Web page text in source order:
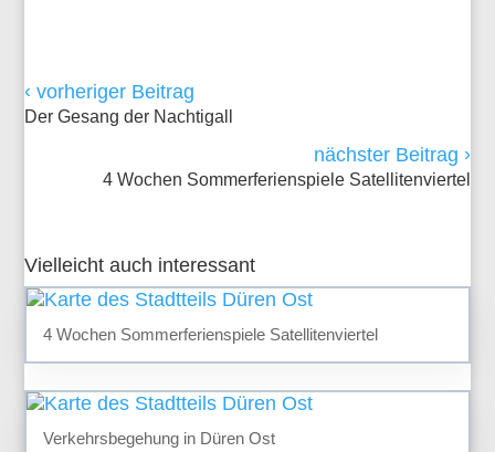
‹ vorheriger Beitrag
Der Gesang der Nachtigall
nächster Beitrag ›
4 Wochen Sommerferienspiele Satellitenviertel
Vielleicht auch interessant
4 Wochen Sommerferienspiele Satellitenviertel
Verkehrsbegehung in Düren Ost